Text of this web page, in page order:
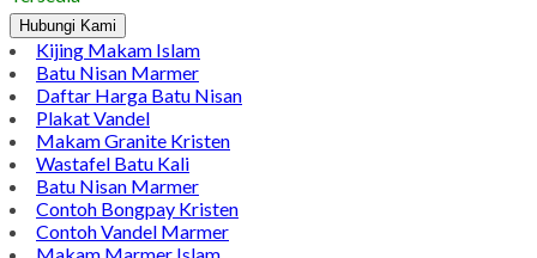
Hubungi Kami
Kijing Makam Islam
Batu Nisan Marmer
Daftar Harga Batu Nisan
Plakat Vandel
Makam Granite Kristen
Wastafel Batu Kali
Batu Nisan Marmer
Contoh Bongpay Kristen
Contoh Vandel Marmer